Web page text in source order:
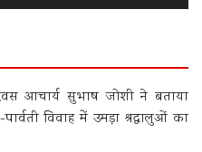
आचार्य सुभाष जोशी ने बताया
विवाह में उमड़ा श्रद्धालुओं का